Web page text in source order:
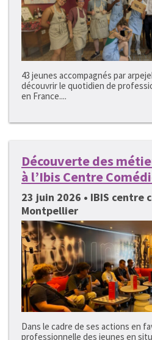
43 jeunes accompagnés par
découvrir le quotidien de
en France....
Découverte des
à l’Ibis Centre
23 juin 2026 • IBIS centre
Montpellier
Dans le cadre de ses actions en
professionnelle des jeunes en